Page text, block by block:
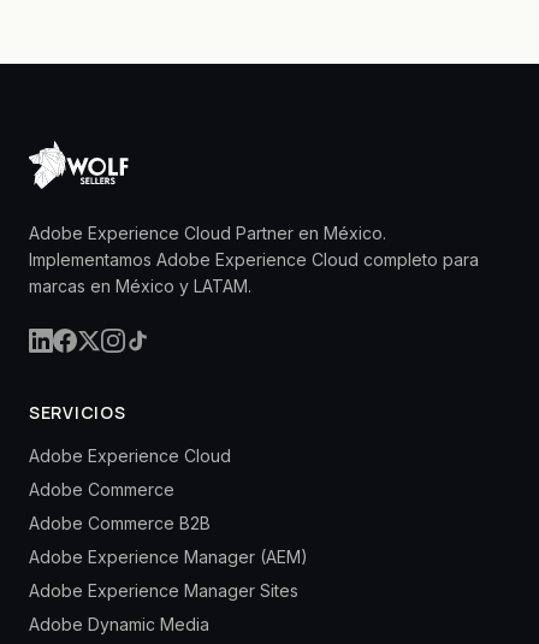
Adobe Experience Cloud Partner en México.
Implementamos Adobe Experience Cloud completo para
marcas en México y LATAM.
SERVICIOS
Adobe Experience Cloud
Adobe Commerce
Adobe Commerce B2B
Adobe Experience Manager (AEM)
Adobe Experience Manager Sites
Adobe Dynamic Media